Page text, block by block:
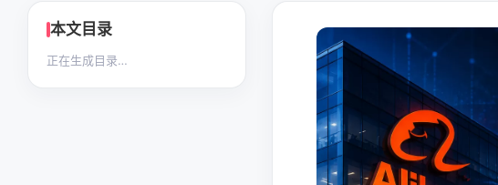
本文目录
正在生成目录…